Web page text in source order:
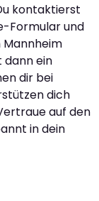
kontaktierst
Formular und
Mannheim
dann ein
dir bei
dich
auf den
in dein